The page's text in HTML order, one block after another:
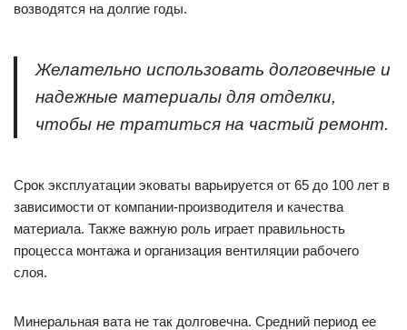
возводятся на долгие годы.
Желательно использовать долговечные и
надежные материалы для отделки,
чтобы не тратиться на частый ремонт.
Срок эксплуатации эковаты варьируется от 65 до 100 лет в
зависимости от компании-производителя и качества
материала. Также важную роль играет правильность
процесса монтажа и организация вентиляции рабочего
слоя.
Минеральная вата не так долговечна. Средний период ее